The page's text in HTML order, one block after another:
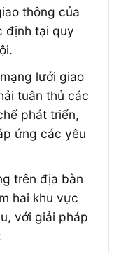
thông của
định tại quy
lưới giao
tuân thủ các
phát triển,
ứng các yêu
trên địa bàn
hai khu vực
với giải pháp